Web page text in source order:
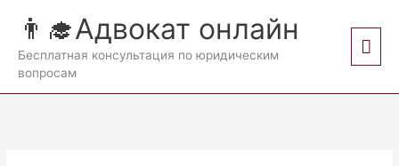
содержимому
👨‍🎓Адвокат онлайн
Бесплатная консультация по юридическим
вопросам